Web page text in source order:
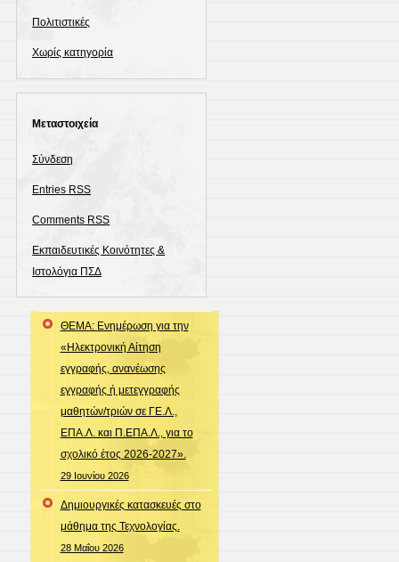
Πολιτιστικές
Χωρίς κατηγορία
Μεταστοιχεία
Σύνδεση
Entries RSS
Comments RSS
Εκπαιδευτικές Κοινότητες &
Ιστολόγια ΠΣΔ
ΘΕΜΑ: Ενημέρωση για την
«Ηλεκτρονική Αίτηση
εγγραφής, ανανέωσης
εγγραφής ή μετεγγραφής
μαθητών/τριών σε ΓΕ.Λ.,
ΕΠΑ.Λ. και Π.ΕΠΑ.Λ., για το
σχολικό έτος 2026-2027».
29 Ιουνίου 2026
Δημιουργικές κατασκευές στο
μάθημα της Τεχνολογίας.
28 Μαΐου 2026